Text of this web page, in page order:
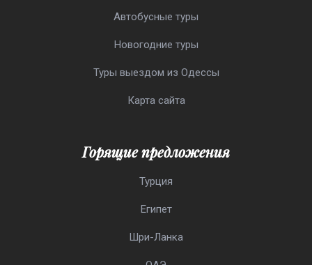
Автобусные туры
Новогодние туры
Туры выездом из Одессы
Карта сайта
Горящие предложения
Турция
Египет
Шри-Ланка